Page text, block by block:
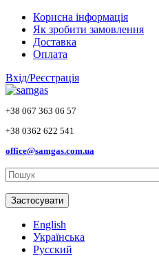
Skip to main content
Корисна інформація
Як зробити замовлення
Доставка
Оплата
Вхід/Реєстрація
+38 067 363 06 57
+38 0362 622 541
office@samgas.com.ua
Застосувати
English
Українська
Русский